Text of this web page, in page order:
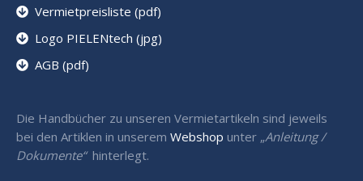
Vermietpreisliste (pdf)
Logo PIELENtech (jpg)
AGB (pdf)
Die Handbücher zu unseren Vermietartikeln sind jeweils
bei den Artiklen in unserem Webshop unter „Anleitung /
Dokumente“ hinterlegt.